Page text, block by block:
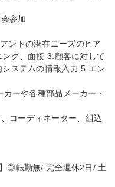
参加
ントの潜在ニーズのヒア
グ、面接 3.顧客に対して
ステムの情報入力 5.エン
カーや各種部品メーカー・
コーディネーター、組込
◎転勤無/ 完全週休2日/ 土